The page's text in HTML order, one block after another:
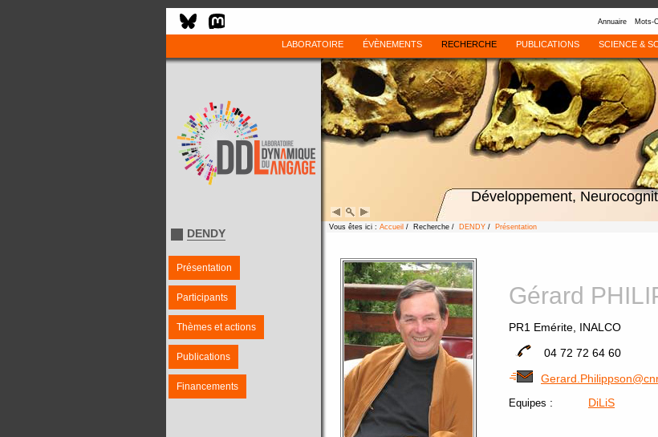
Annuaire Mots-
LABORATOIRE ÉVÈNEMENTS RECHERCHE PUBLICATIONS SCIENCE &
Développement,
DENDY
Présentation
Participants
Thèmes et actions
Publications
Financements
Vous êtes ici : Accueil / Recherche / DENDY / Présentation
Gérard
PR1 Emérite, INALCO
04 72 72 64 60
Equipes : DiLiS